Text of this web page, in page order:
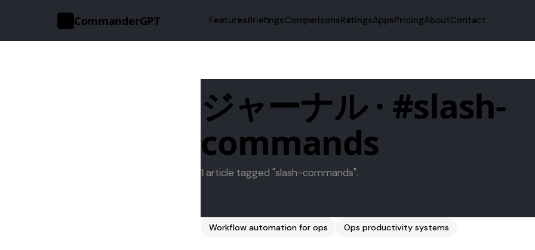
ジャーナル · #slash-
commands
1 article tagged "slash-commands".
Workflow automation for ops Ops productivity systems
CommanderGPT FeaturesBriefingsComparisonsRatingsAppsPricingAboutContact